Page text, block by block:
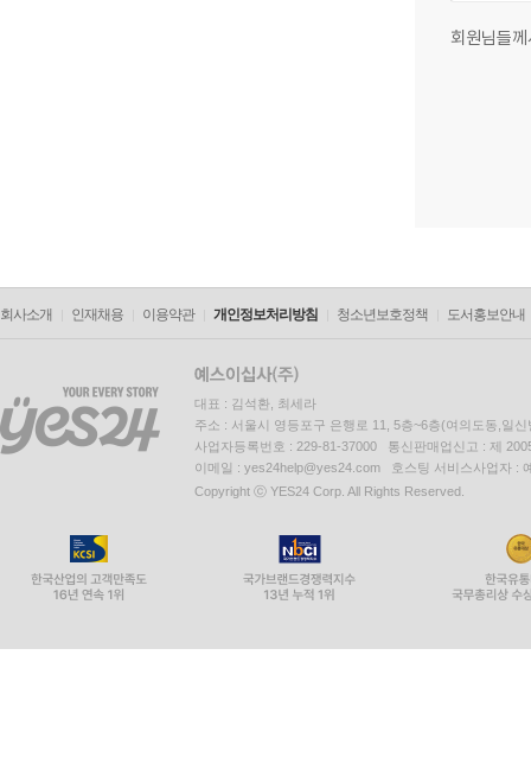
회원님들
회사소개 인재채용 이용약관 개인정보처리방침 청소년보호정책 도서홍보안내
대표 : 김석환, 최세라
주소 : 서울시 영등포구 은행로 11, 5층~6층(여의도동,일신
사업자등록번호 : 229-81-37000 통신판매업신고 : 제
이메일 : yes24help@yes24.com 호스팅 서비스사업자 :
Copyright ⓒ YES24 Corp. All Rights Reserved.